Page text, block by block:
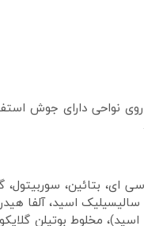
نواحی دارای جوش
مخلوط سدیم پی سی ای،
سالیسیلیک اسید،